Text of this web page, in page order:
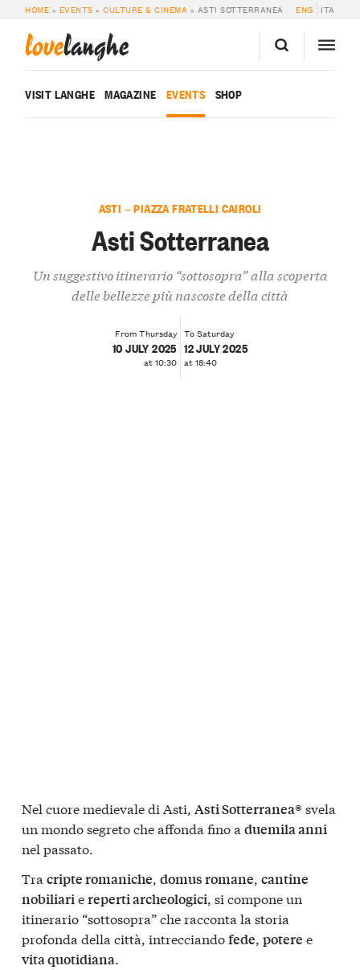
HOME » EVENTS »CULTURE & CINEMA » ASTI SOTTERRANEA ENG ITA
lovelanghe
VISIT LANGHE MAGAZINE EVENTS SHOP
ASTI — PIAZZA FRATELLI CAIROLI
Asti Sotterranea
Un suggestivo itinerario “sottosopra” alla scoperta
delle bellezze più nascoste della città
From Thursday
10 JULY 2025
at 10:30
To Saturday
12 JULY 2025
at 18:40
Nel cuore medievale di Asti, Asti Sotterranea® svela
un mondo segreto che affonda fino a duemila anni
nel passato.
Tra cripte romaniche, domus romane, cantine
nobiliariereperti archeologici, si compone un
itinerario “sottosopra” che racconta la storia
profonda della città, intrecciandofede, potere e
vita quotidiana.